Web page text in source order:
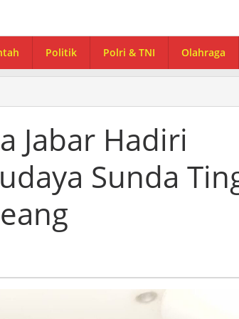
Politik Polri & TNI Olahraga
Jabar Hadiri
Sunda